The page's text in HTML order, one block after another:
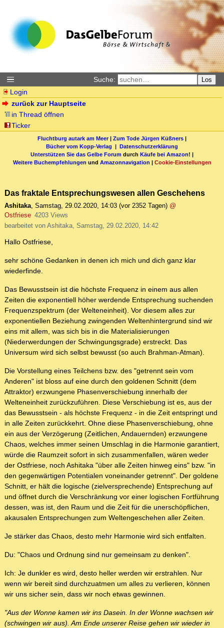
Suche: Los
Login
zurück zur Hauptseite
in Thread öffnen
Ticker
Fluchtburg autark am Meer| Zum Tode Jürgen Küßners |
Bücher vom Kopp-Verlag | Datenschutzerklärung
Unterstützen Sie das Gelbe Forum durch Käufe bei Amazon! |
Weitere Buchempfehlungen und Amazonnavigation | Cookie-Einstellungen
Das fraktale Entsprechungswesen allen Geschehens
Ashitaka, Samstag, 29.02.2020, 14:03 (vor 2352 Tagen) @
Ostfriese 4203 Views
bearbeitet von Ashitaka, Samstag, 29.02.2020, 14:42
Hallo Ostfriese,
sehr schöne Gedanken in denen ich mich und dich ganz klar
wiederfinde.
Das Bewusstsein ist die höchste Frequenz in einem aus allen
Zeiten die exponentiell höher werdende Entsprechung suchenden
Frequenzspektrum (der Welteneinheit). Vor diesem alles zur
exponentiellen Beziehung zwingenden Weltenhintergrund sind wir
eins mit allem, was sich bis in die Materialisierungen
(Niederwerdungen der Schwingungsgrade) erstreckt. Das
Universum wird sich selbst bewusst (so auch Brahman-Atman).
Die Vorstellung eines Teilchens bzw. des "getrennt sein vom
Anderen" ist bloss auf eine durch den goldenen Schnitt (dem
Attraktor) erzwungene Phasenverschiebung innerhalb der
Welteneinheit zurückzuführen. Diese Verschiebung ist es, aus der
das Bewusstsein - als höchste Frequenz - in die Zeit entspringt und
in alle Zeiten zurückkehrt. Ohne diese Phasenverschiebung, ohne
ein aus der Verzögerung (Zeitlichen, Andauernden) erzwungene
Chaos, welches immer seinen Umschlag in die Harmonie garantiert,
würde die Raumzeit sofort in sich zusammenfallen, wären weder
der Ostfriese, noch Ashitaka "über alle Zeiten hinweg eins" bzw. "in
den gegenwärtigen Potentialen voneinander getrennt". Der goldene
Schnitt, er hält die logische (zielversprechende) Entsprechung auf
und öffnet durch die Verschränkung vor einer logischen Fortführung
dessen, was ist, den Raum und die Zeit für die unerschöpflichen,
akausalen Entsprechungen zum Weltengeschehen aller Zeiten.
Je stärker das Chaos, desto mehr Harmonie wird sich entfalten.
Du: "Chaos und Ordnung sind nur gemeinsam zu denken".
Ich: Je dunkler es wird, desto heller werden wir erstrahlen. Nur
wenn wir bereit sind durchzuatmen um alles zu verlieren, können
wir uns sicher sein, dass wir noch etwas gewinnen.
"Aus der Wonne kamen wir ins Dasein. In der Wonne wachsen wir
(schwingen wir aus). Am Ende unserer Reise gehen wir wieder in